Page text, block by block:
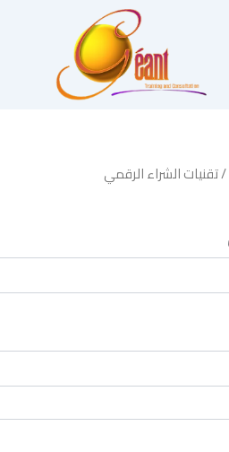
/ تقنيات الشراء الرقمي